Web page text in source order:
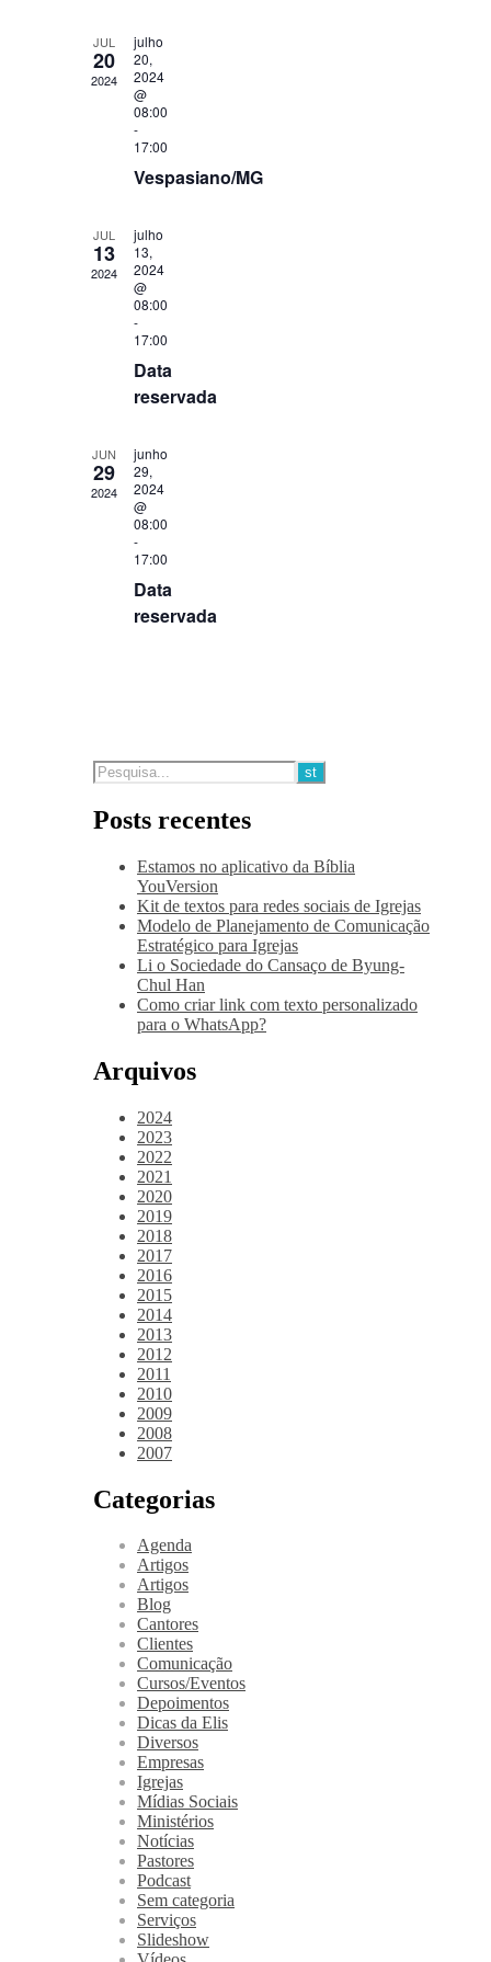
JUL
20
2024
julho
20,
2024
@
08:00
-
17:00
Vespasiano/MG
JUL
13
2024
julho
13,
2024
@
08:00
-
17:00
Data
reservada
JUN
29
2024
junho
29,
2024
@
08:00
-
17:00
Data
reservada
Posts recentes
Estamos no aplicativo da Bíblia
YouVersion
Kit de textos para redes sociais de Igrejas
Modelo de Planejamento de Comunicação
Estratégico para Igrejas
Li o Sociedade do Cansaço de Byung-
Chul Han
Como criar link com texto personalizado
para o WhatsApp?
Arquivos
2024
2023
2022
2021
2020
2019
2018
2017
2016
2015
2014
2013
2012
2011
2010
2009
2008
2007
Categorias
Agenda
Artigos
Artigos
Blog
Cantores
Clientes
Comunicação
Cursos/Eventos
Depoimentos
Dicas da Elis
Diversos
Empresas
Igrejas
Mídias Sociais
Ministérios
Notícias
Pastores
Podcast
Sem categoria
Serviços
Slideshow